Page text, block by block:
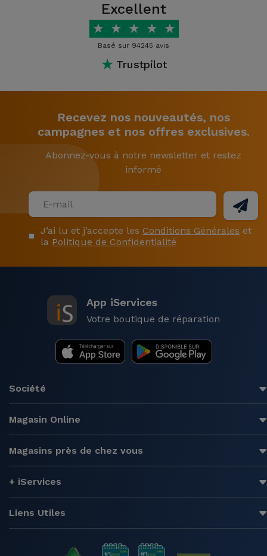
Excellent
★ ★ ★ ★ ★
Basé sur 94245 avis
★ Trustpilot
Recevez nos nouveautés, nos
campagnes et nos offres exclusives.
Abonnez-vous à notre newsletter et restez
informé
J’ai lu et j’accepte les Conditions Générales et
la Politique de Confidentialité
App iServices
Votre boutique de réparation
Société
Magasin Online
Magasins près de chez vous
+ iServices
Liens Utiles